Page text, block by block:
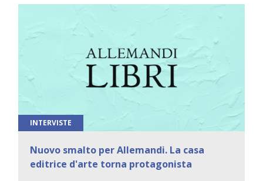
INTERVISTE
Nuovo smalto per Allemandi. La casa
editrice d'arte torna protagonista